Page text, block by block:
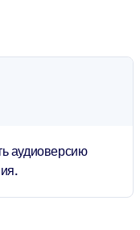
аудиоверсию